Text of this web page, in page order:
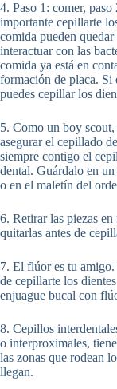
4. Paso 1: comer,
importante cepillarte
comida pueden
interactuar con las
comida ya está en
formación de placa. Si
puedes cepillar los
5. Como un boy
asegurar el cepillado
siempre contigo el
dental. Guárdalo en
o en el maletín del
6. Retirar las piezas
quitarlas antes de
7. El flúor es tu
de cepillarte los
enjuague bucal con
8. Cepillos
o interproximales,
las zonas que rodean
llegan.